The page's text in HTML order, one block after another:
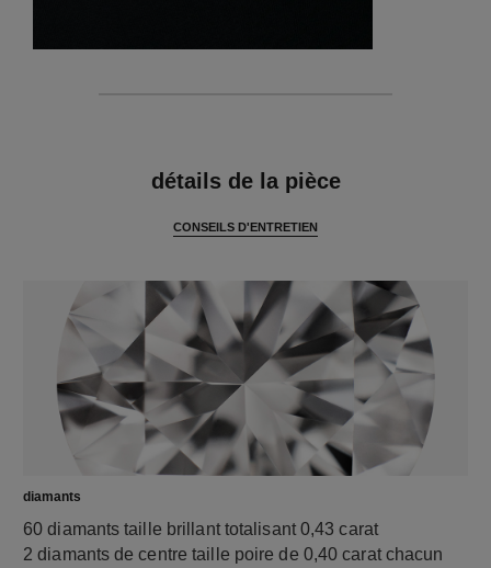
détails de la pièce
CONSEILS D'ENTRETIEN
diamants
60 diamants taille brillant totalisant 0,43 carat
2 diamants de centre taille poire de 0,40 carat chacun